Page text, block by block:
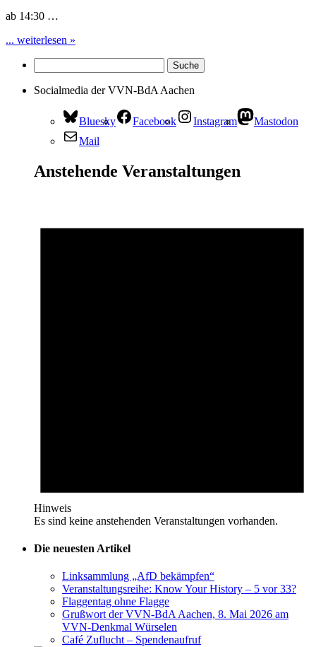
ab 14:30 …
... weiterlesen »
Socialmedia der VVN-BdA Aachen
Bluesky Facebook Instagram
Mastodon
Mail
Anstehende Veranstaltungen
Hinweis
Es sind keine anstehenden Veranstaltungen vorhanden.
Die neuesten Artikel
Linksammlung „AfD bekämpfen“
Veranstaltungsreihe: Know Your History – 5 vor 33?
Flaggentag ohne Flagge
Grußwort der VVN-BdA Aachen, 8. Mai 2026 am
VVN-Denkmal Würselen
Café Zuflucht – Spendenaufruf